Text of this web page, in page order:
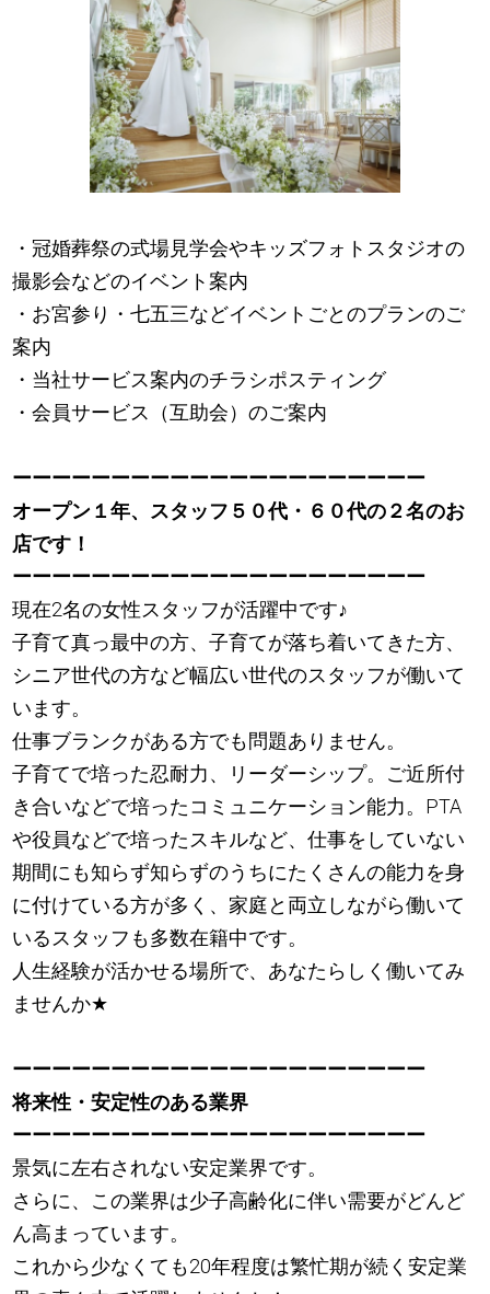
・冠婚葬祭の式場見学会やキッズフォトスタジオの
撮影会などのイベント案内
・お宮参り・七五三などイベントごとのプランのご
案内
・当社サービス案内のチラシポスティング
・会員サービス（互助会）のご案内
ーーーーーーーーーーーーーーーーーーーーー
オープン１年、スタッフ５０代・６０代の２名のお
店です！
ーーーーーーーーーーーーーーーーーーーーー
現在2名の女性スタッフが活躍中です♪
子育て真っ最中の方、子育てが落ち着いてきた方、
シニア世代の方など幅広い世代のスタッフが働いて
います。
仕事ブランクがある方でも問題ありません。
子育てで培った忍耐力、リーダーシップ。ご近所付
き合いなどで培ったコミュニケーション能力。PTA
や役員などで培ったスキルなど、仕事をしていない
期間にも知らず知らずのうちにたくさんの能力を身
に付けている方が多く、家庭と両立しながら働いて
いるスタッフも多数在籍中です。
人生経験が活かせる場所で、あなたらしく働いてみ
ませんか★
ーーーーーーーーーーーーーーーーーーーーー
将来性・安定性のある業界
ーーーーーーーーーーーーーーーーーーーーー
景気に左右されない安定業界です。
さらに、この業界は少子高齢化に伴い需要がどんど
ん高まっています。
これから少なくても20年程度は繁忙期が続く安定業